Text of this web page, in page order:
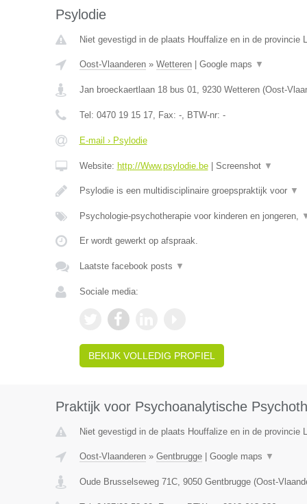
Psylodie
Niet gevestigd in de plaats Houffalize en in de provincie
Oost-Vlaanderen» Wetteren| Google maps ▼
Jan broeckaertlaan 18 bus 01, 9230 Wetteren(Oost-
Tel: 0470 19 15 17, Fax: -, BTW-nr: -
E-mail › Psylodie
Website: http://Www.psylodie.be| Screenshot ▼
Psylodie is een multidisciplinaire groepspraktijk voor ▼
Psychologie-psychotherapie voor kinderen en jongeren,
Er wordt gewerkt op afspraak.
Laatste facebook posts ▼
Sociale media:
BEKIJK VOLLEDIG PROFIEL
Praktijk voor Psychoanalytische
Niet gevestigd in de plaats Houffalize en in de provincie
Oost-Vlaanderen» Gentbrugge| Google maps ▼
Oude Brusselseweg 71C, 9050 Gentbrugge(Oost-